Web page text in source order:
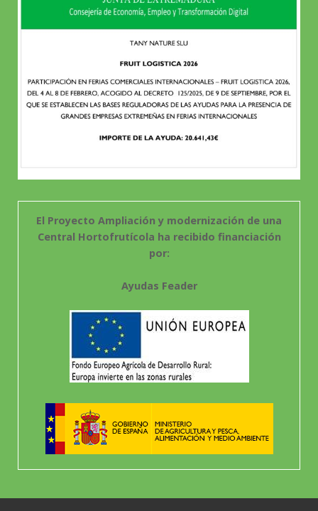
El Proyecto Ampliación y modernización de una
Central Hortofrutícola ha recibido financiación
por:
Ayudas Feader